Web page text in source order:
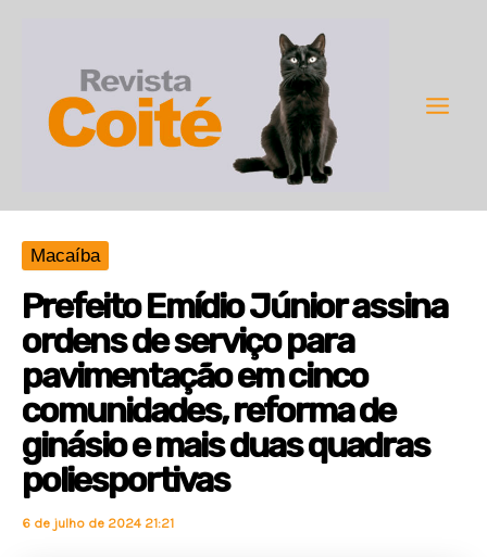
conteúdo
Macaíba
Prefeito Emídio Júnior assina
ordens de serviço para
pavimentação em cinco
comunidades, reforma de
ginásio e mais duas quadras
poliesportivas
6 de julho de 2024 21:21